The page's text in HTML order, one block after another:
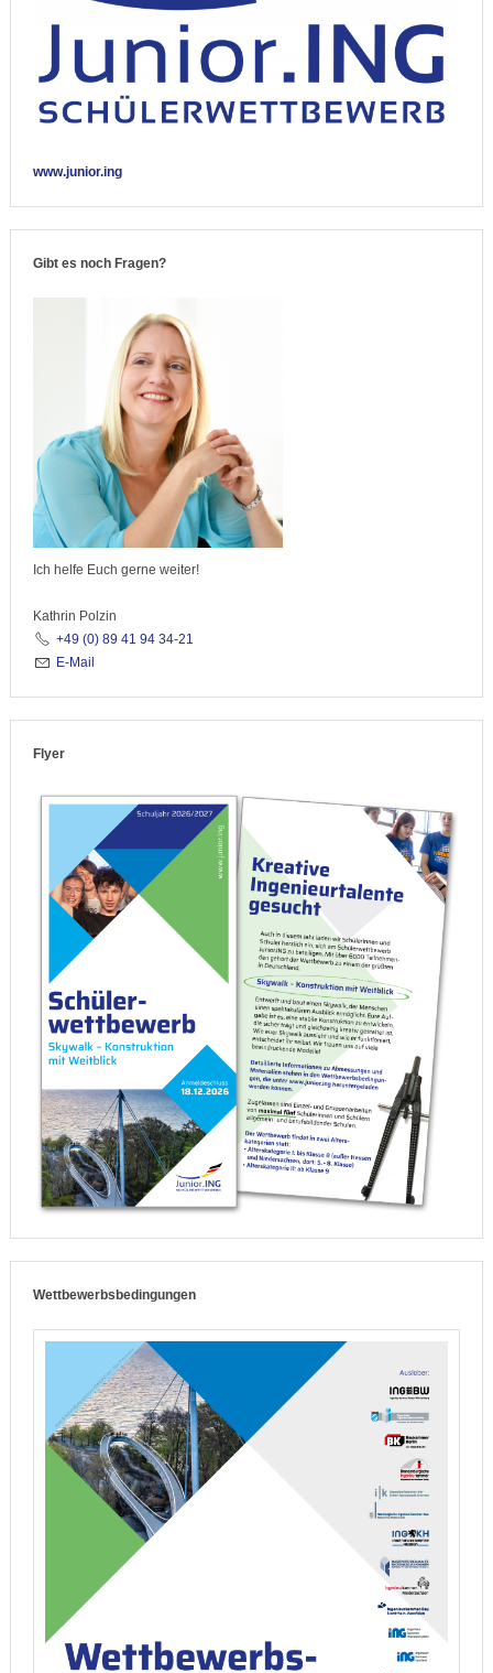
www.junior.ing
Gibt es noch Fragen?
Ich helfe Euch gerne weiter!
Kathrin Polzin
+49 (0) 89 41 94 34-21
E-Mail
Flyer
Wettbewerbsbedingungen